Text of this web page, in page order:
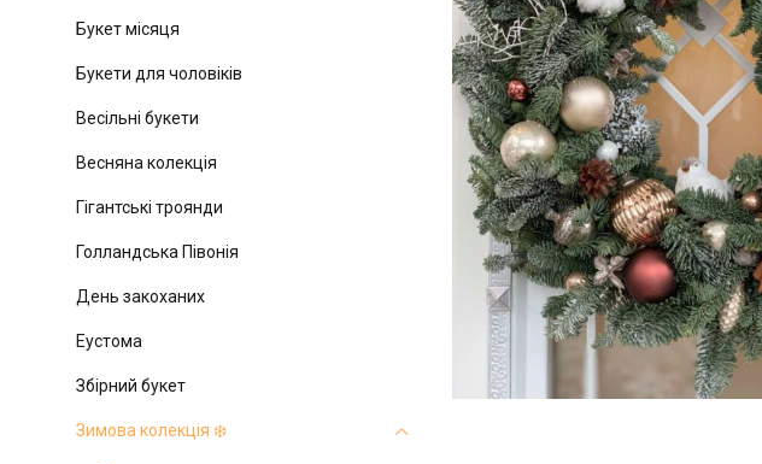
Букет місяця
Букети для чоловіків
Весільні букети
Весняна колекція
Гігантські троянди
Голландська Півонія
День закоханих
Еустома
Збірний букет
Зимова колекція ❄️